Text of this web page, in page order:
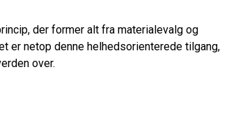
der former alt fra materialevalg og
er netop denne helhedsorienterede tilgang,
over.